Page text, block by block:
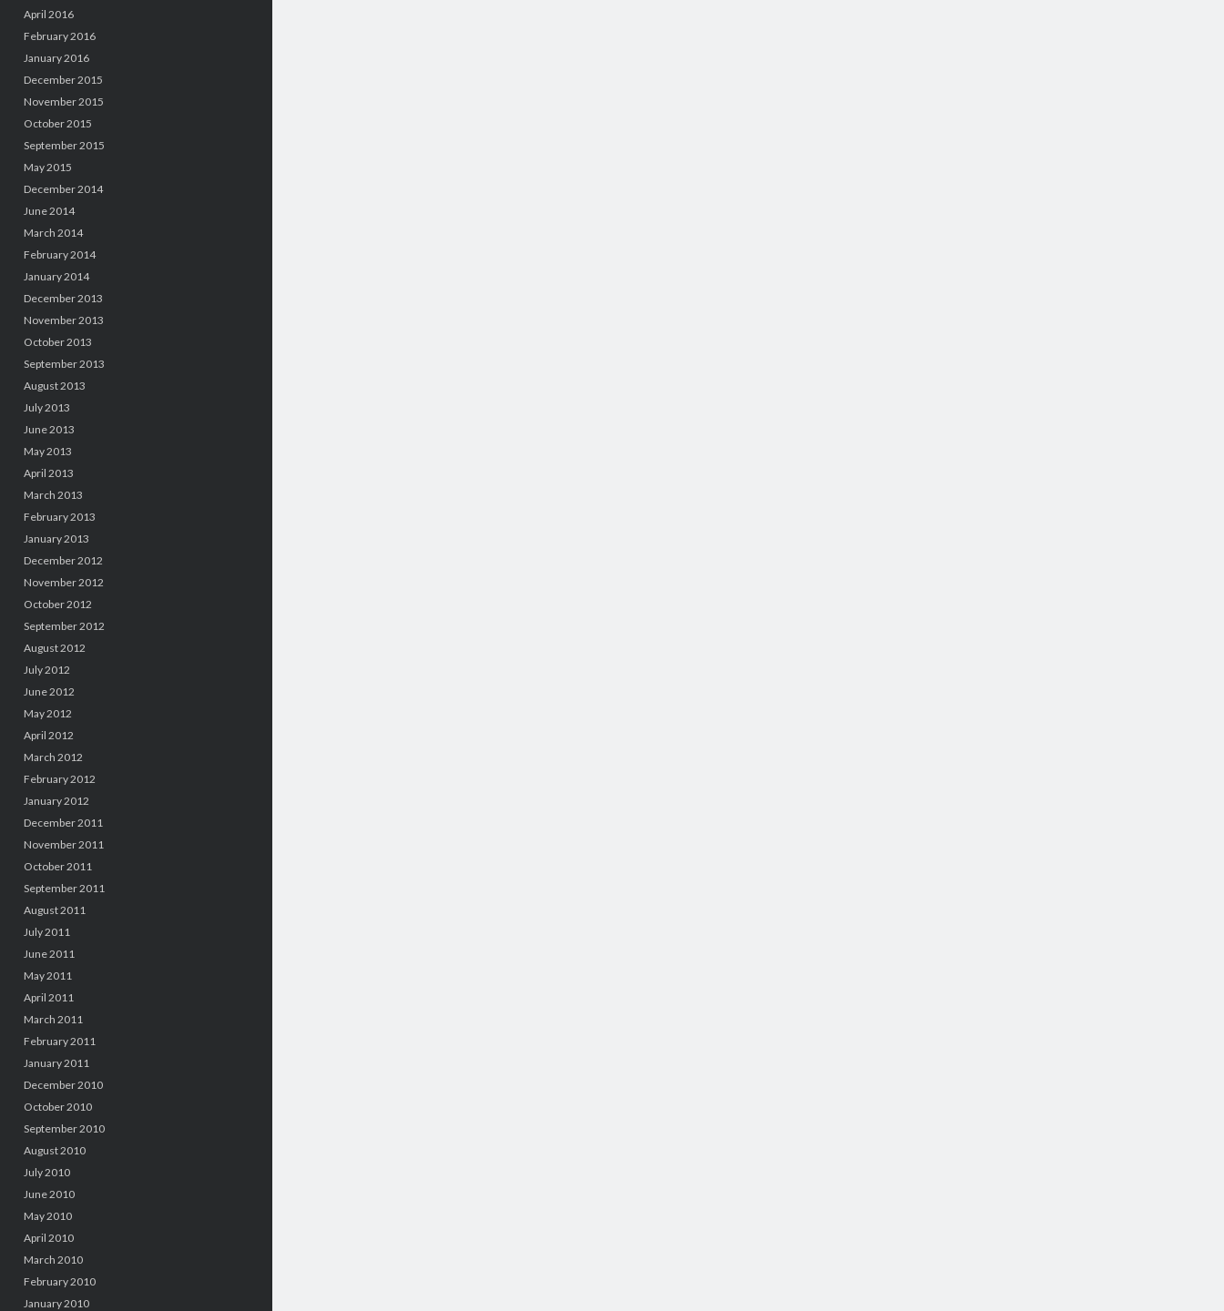
April 2016
February 2016
January 2016
December 2015
November 2015
October 2015
September 2015
May 2015
December 2014
June 2014
March 2014
February 2014
January 2014
December 2013
November 2013
October 2013
September 2013
August 2013
July 2013
June 2013
May 2013
April 2013
March 2013
February 2013
January 2013
December 2012
November 2012
October 2012
September 2012
August 2012
July 2012
June 2012
May 2012
April 2012
March 2012
February 2012
January 2012
December 2011
November 2011
October 2011
September 2011
August 2011
July 2011
June 2011
May 2011
April 2011
March 2011
February 2011
January 2011
December 2010
October 2010
September 2010
August 2010
July 2010
June 2010
May 2010
April 2010
March 2010
February 2010
January 2010